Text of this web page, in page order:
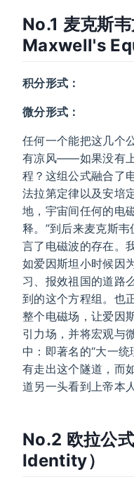
No.1 麦克斯
Maxwell's
积分形式：
微分形式：
任何一个能把这几个
有凉风——如果没有
程？这组公式融合了
法拉第定律以及安培
地，宇宙间任何的电
释。”到后来麦克斯
言了电磁波的存在。
如爱因斯坦小时候因
习、报效祖国的道路
到的这个方程组。也
整个电磁场，让爱因
引力场，并将宏观与
中：即著名的“大一
有走出这个隧道，而
道另一头看到上帝本人
No.2 欧拉公
Identity）